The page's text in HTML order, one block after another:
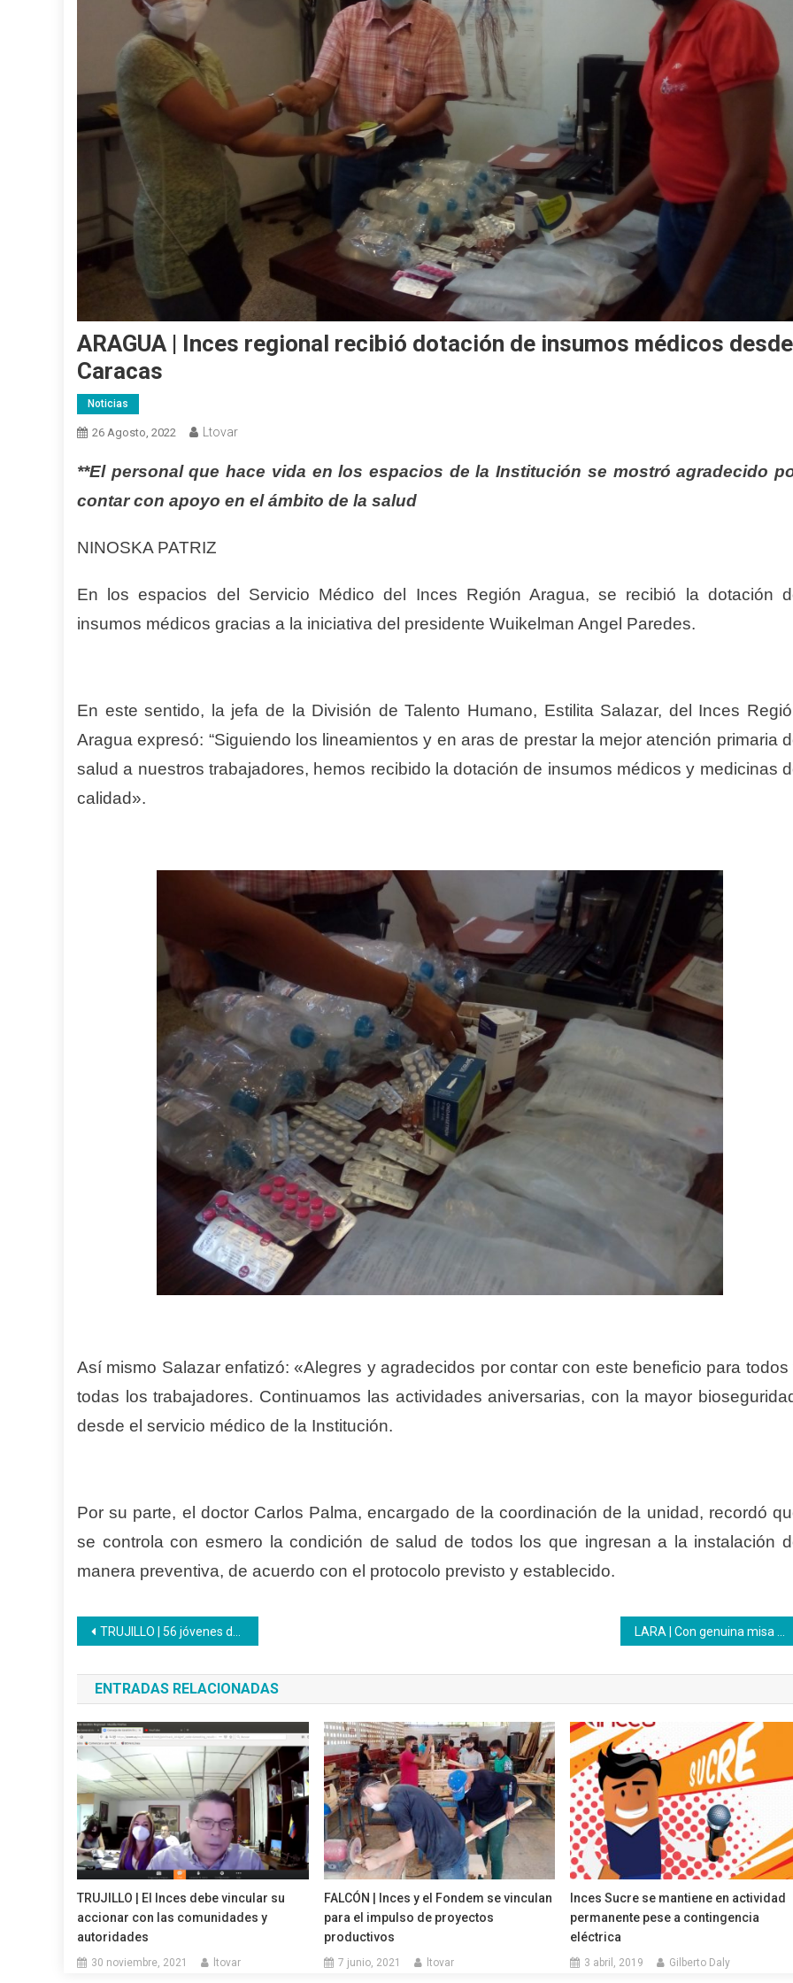
ARAGUA | Inces regional recibió dotación de insumos médicos desde
Caracas
Noticias
26 Agosto, 2022 Ltovar
**El personal que hace vida en los espacios de la Institución se mostró agradecido
contar con apoyo en el ámbito de la salud
NINOSKA PATRIZ
En los espacios del Servicio Médico del Inces Región Aragua, se recibió la dotación
insumos médicos gracias a la iniciativa del presidente Wuikelman Angel Paredes.
En este sentido, la jefa de la División de Talento Humano, Estilita Salazar, del Inces
Aragua expresó: “Siguiendo los lineamientos y en aras de prestar la mejor atención primaria
salud a nuestros trabajadores, hemos recibido la dotación de insumos médicos y medicinas
calidad».
Así mismo Salazar enfatizó: «Alegres y agradecidos por contar con este beneficio para todos
todas los trabajadores. Continuamos las actividades aniversarias, con la mayor
desde el servicio médico de la Institución.
Por su parte, el doctor Carlos Palma, encargado de la coordinación de la unidad, recordó
se controla con esmero la condición de salud de todos los que ingresan a la instalación
manera preventiva, de acuerdo con el protocolo previsto y establecido.
Navegación
de
entradas
TRUJILLO | 56 jóvenes de la modalidad adulto egresan como bachilleres productivos LARA | Con genuina misa tocuyana se celebraron los 63 años del Inces con agradecimiento, fe y esperanza
ENTRADAS RELACIONADAS
TRUJILLO | El Inces debe vincular su
accionar con las comunidades y
autoridades
30 noviembre, 2021 ltovar
FALCÓN | Inces y el Fondem se vinculan
para el impulso de proyectos
productivos
7 junio, 2021 ltovar
Inces Sucre se mantiene en actividad
permanente pese a contingencia
eléctrica
3 abril, 2019 Gilberto Daly